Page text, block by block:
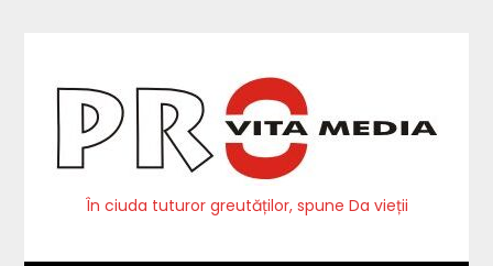
În ciuda tuturor greutăților, spune Da vieții